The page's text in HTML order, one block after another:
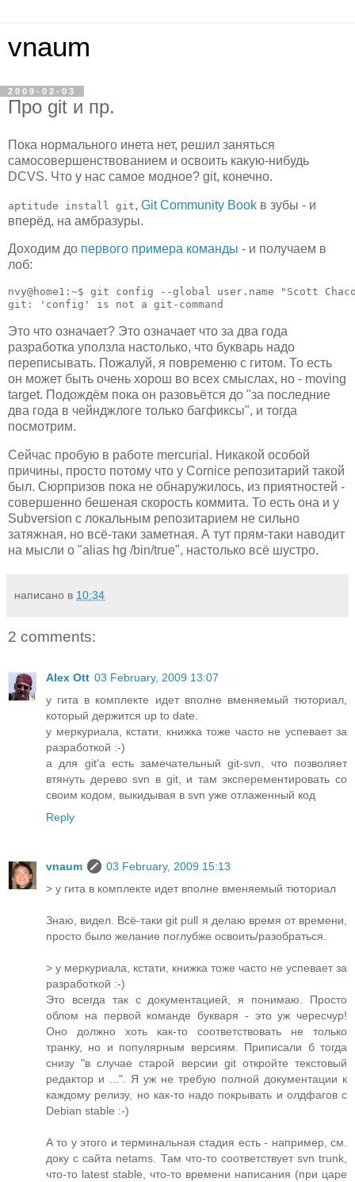
vnaum
2009-02-03
Про git и пр.
Пока нормального инета нет, решил заняться
самосовершенствованием и освоить какую-нибудь
DCVS. Что у нас самое модное? git, конечно.
aptitude install git, Git Community Book в зубы - и
вперёд, на амбразуры.
Доходим до первого примера команды - и получаем в
лоб:
nvy@home1:~$ git config --global user.name "Scott
Это что означает? Это означает что за два года
разработка уползла настолько, что букварь надо
переписывать. Пожалуй, я повременю с гитом. То есть
он может быть очень хорош во всех смыслах, но - moving
target. Подождём пока он разовьётся до "за последние
два года в чейнджлоге только багфиксы", и тогда
посмотрим.
Сейчас пробую в работе mercurial. Никакой особой
причины, просто потому что у Cornice репозитарий такой
был. Сюрпризов пока не обнаружилось, из приятностей -
совершенно бешеная скорость коммита. То есть она и у
Subversion с локальным репозитарием не сильно
затяжная, но всё-таки заметная. А тут прям-таки наводит
на мысли о "alias hg /bin/true", настолько всё шустро.
написано в 10:34
2 comments:
Alex Ott 03 February, 2009 13:07
у гита в комплекте идет вполне вменяемый тюториал,
который держится up to date.
у меркуриала, кстати, книжка тоже часто не успевает за
разработкой :-)
а для git'а есть замечательный git-svn, что позволяет
втянуть дерево svn в git, и там эксперементировать со
своим кодом, выкидывая в svn уже отлаженный код
Reply
vnaum
03 February, 2009 15:13
> у гита в комплекте идет вполне вменяемый тюториал
Знаю, видел. Всё-таки git pull я делаю время от времени,
просто было желание поглубже освоить/разобраться.
> у меркуриала, кстати, книжка тоже часто не успевает за
разработкой :-)
Это всегда так с документацией, я понимаю. Просто
облом на первой команде букваря - это уж чересчур!
Оно должно хоть как-то соответствовать не только
транку, но и популярным версиям. Приписали б тогда
снизу "в случае старой версии git откройте текстовый
редактор и ...". Я уж не требую полной документации к
каждому релизу, но как-то надо покрывать и олдфагов с
Debian stable :-)
А то у этого и терминальная стадия есть - например, см.
доку с сайта netams. Там что-то соответствует svn trunk,
что-то latest stable, что-то времени написания (при царе